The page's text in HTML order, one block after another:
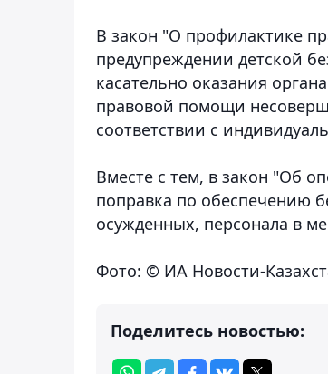
В закон "О профилактике
предупреждении детской
касательно оказания
правовой помощи
соответствии с
Вместе с тем, в закон "Об
поправка по обеспечению
осужденных, персонала в
Фото: © ИА Новости-
Поделитесь новостью: